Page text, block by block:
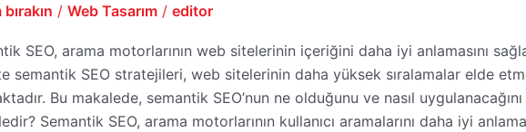
/ Web Tasarım / editor
SEO, arama motorlarının web sitelerinin içeriğini daha iyi anlamasını
semantik SEO stratejileri, web sitelerinin daha yüksek sıralamalar elde
Bu makalede, semantik SEO’nun ne olduğunu ve nasıl
Semantik SEO, arama motorlarının kullanıcı aramalarını daha iyi